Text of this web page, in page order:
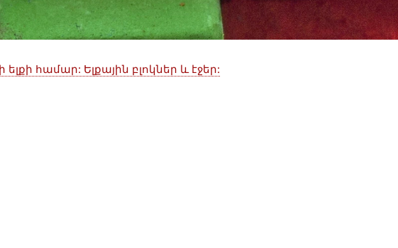
համար: Ելքային բլոկներ և էջեր: